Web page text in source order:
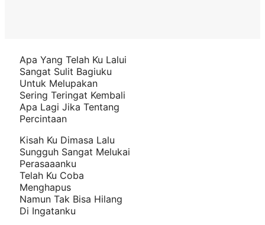
Apa Yang Telah Ku Lalui
Sangat Sulit Bagiuku
Untuk Melupakan
Sering Teringat Kembali
Apa Lagi Jika Tentang
Percintaan
Kisah Ku Dimasa Lalu
Sungguh Sangat Melukai
Perasaaanku
Telah Ku Coba
Menghapus
Namun Tak Bisa Hilang
Di Ingatanku